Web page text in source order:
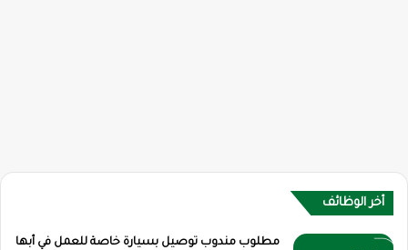
أخر الوظائف
مطلوب مندوب توصيل بسيارة خاصة للعمل في أبها